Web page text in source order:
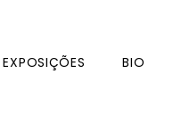
EXPOSIÇÕES BIO